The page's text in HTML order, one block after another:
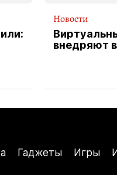
Новости
внедряют
Гаджеты Игры